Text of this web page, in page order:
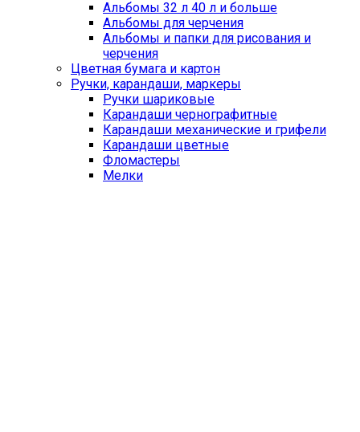
Альбомы 32 л 40 л и больше
Альбомы для черчения
Альбомы и папки для рисования и
черчения
Цветная бумага и картон
Ручки, карандаши, маркеры
Ручки шариковые
Карандаши чернографитные
Карандаши механические и грифели
Карандаши цветные
Фломастеры
Мелки